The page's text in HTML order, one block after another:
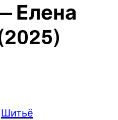
Елена
Шитьё